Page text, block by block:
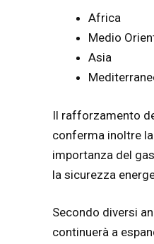
Africa
Medio
Asia
Il rafforzamento
conferma inoltre
importanza del
la sicurezza
Secondo diversi
continuerà a